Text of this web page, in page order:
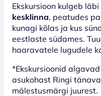
Ekskursioon kulgeb läbi
kesklinna, peatudes
kunagi kõlas ja kus
eestlaste südames.
haaravatele lugudele
*Ekskursioonid
asukohast Ringi
mälestusmärgi juurest.